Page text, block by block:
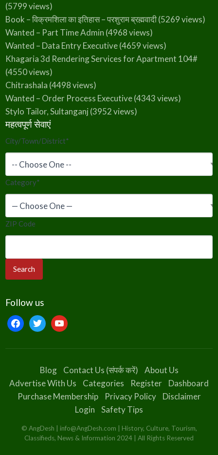
(5799 views)
Book – विक्रमशिला का इतिहास – परशुराम ब्रह्मवादी(5269 views)
Wanted – Part Time Admin (4968 views)
Wanted – Data Entry Executive(4659 views)
Khagaria 3d Rendering Services for Apartment 104#
(4550 views)
Chitrashala (4498 views)
Wanted – Order Process Executive(4343 views)
Stylo Tailor, Sultanganj (3952 views)
महत्वपूर्ण सेवाएं
City/Town/District*
Category*
ZIP Code
Follow us
facebooktwitteryoutube
Blog Contact Us (संपर्क करें)
About Us
Advertise With Us
Categories Register
Dashboard
Purchase Membership
Privacy Policy
Disclaimer
Login
Safety Tips
© AngDesh | info@AngDesh.com | History, Culture, Tourism,
Classifieds, News & Information 2024 | All Rights Reserved